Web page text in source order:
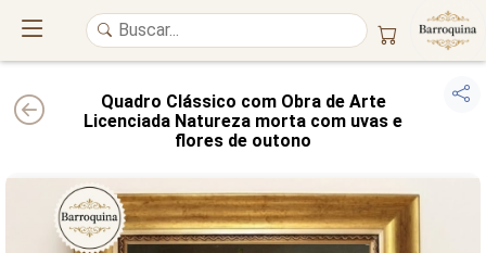
Quadro Clássico com Obra de Arte
Licenciada Natureza morta com uvas e
flores de outono